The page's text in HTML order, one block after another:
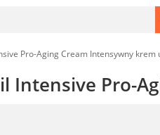
Pro-Aging Cream Intensywny krem
Intensive Pro-